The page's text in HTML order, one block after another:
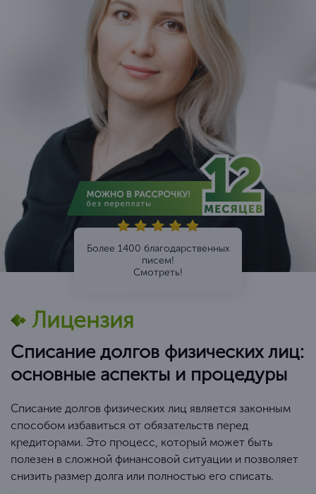
Более 1400 благодарственных
писем!
Смотреть!
Лицензия
Списание долгов физических лиц:
основные аспекты и процедуры
Списание долгов физических лиц является законным
способом избавиться от обязательств перед
кредиторами. Это процесс, который может быть
полезен в сложной финансовой ситуации и позволяет
снизить размер долга или полностью его списать.